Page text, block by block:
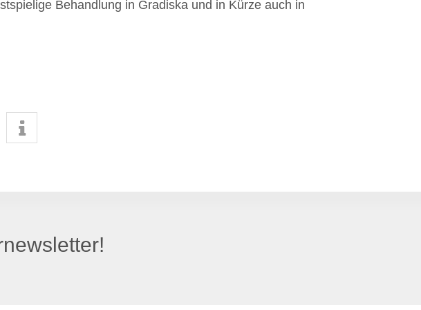
Behandlung in Gradiska und in Kürze auch in